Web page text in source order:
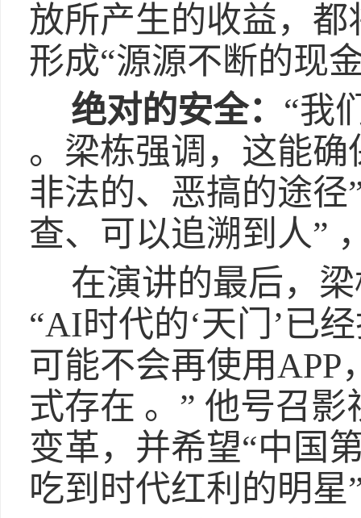
放所产生的收益，
形成“源源不断的现
绝对的安全： “我
。梁栋强调，这能
非法的、恶搞的途径
查、可以追溯到人”
在演讲的最后，
“AI时代的‘天门’已
可能不会再使用
式存在 。” 他号召
变革，并希望“中国
吃到时代红利的明星